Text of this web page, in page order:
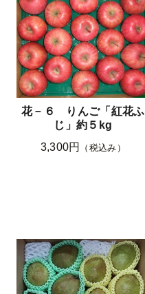
花－６ りんご「紅花ふ
じ」約５kg
3,300円
（税込み）